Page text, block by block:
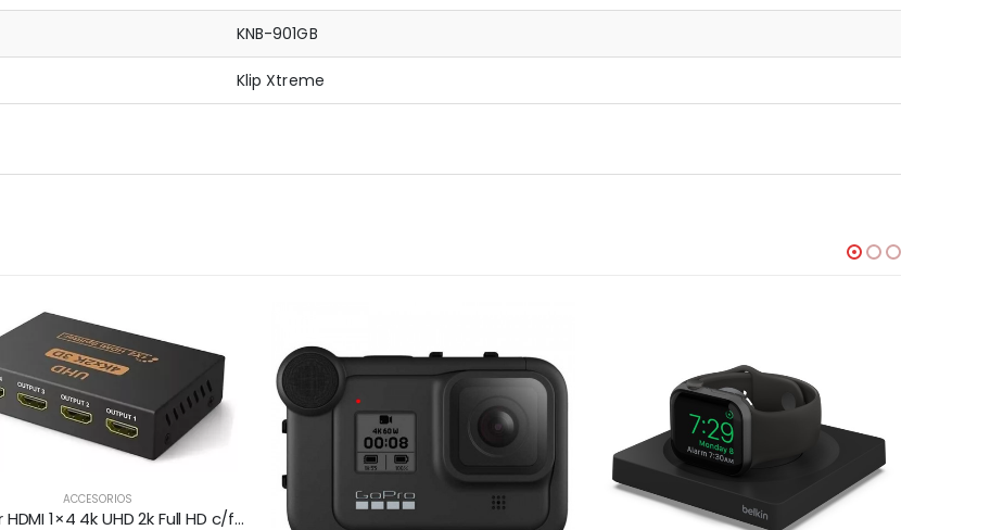
KNB-901GB
Klip Xtreme
ACCESORIOS
Splitter HDMI 1×4 4k UHD 2k Full HD c/fuente 4 pantallas